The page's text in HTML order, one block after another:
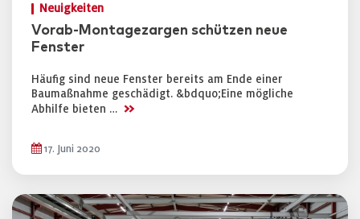
Neuigkeiten
Vorab-Montagezargen schützen neue
Fenster
Häufig sind neue Fenster bereits am Ende einer
Baumaßnahme geschädigt. &bdquo;Eine mögliche
Abhilfe bieten … >>
17. Juni 2020